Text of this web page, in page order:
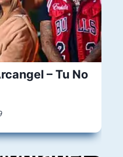
– Tu No